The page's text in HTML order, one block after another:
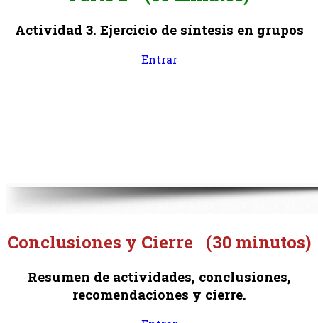
Actividad 3. Ejercicio de síntesis en grupos
Entrar
Conclusiones y Cierre (30 minutos)
Resumen de actividades, conclusiones,
recomendaciones y cierre.